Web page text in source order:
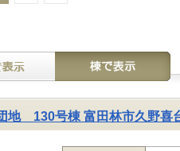
地 130号棟 富田林市久野喜